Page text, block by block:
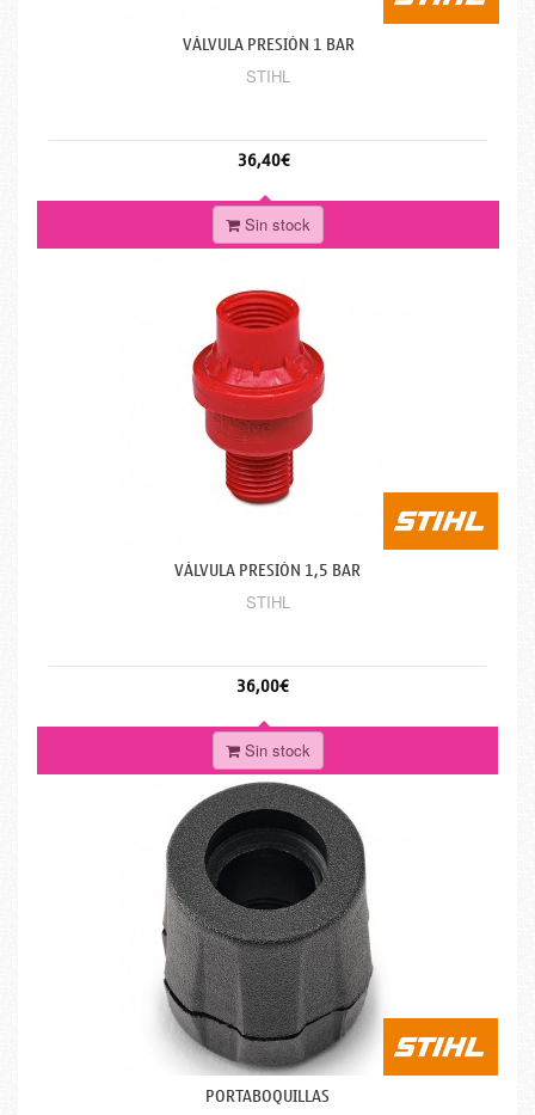
VÁLVULA PRESIÓN 1 BAR
STIHL
36,40€
Sin stock
VÁLVULA PRESIÓN 1,5 BAR
STIHL
36,00€
Sin stock
PORTABOQUILLAS